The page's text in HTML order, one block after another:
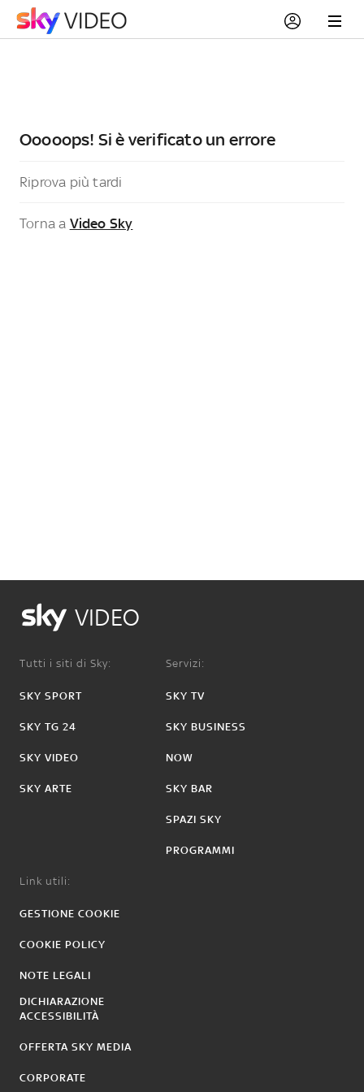
Ooooops! Si è verificato un errore
Riprova più tardi
Torna a Video Sky
VIDEO
Tutti i siti di Sky:
SKY SPORT
SKY TG 24
SKY VIDEO
SKY ARTE
Servizi:
SKY TV
SKY BUSINESS
NOW
SKY BAR
SPAZI SKY
PROGRAMMI
Link utili:
GESTIONE COOKIE
COOKIE POLICY
NOTE LEGALI
DICHIARAZIONE
ACCESSIBILITÀ
OFFERTA SKY MEDIA
CORPORATE